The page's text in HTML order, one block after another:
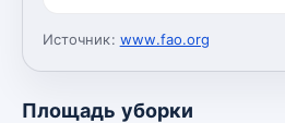
Источник: www.fao.org
Площадь уборки